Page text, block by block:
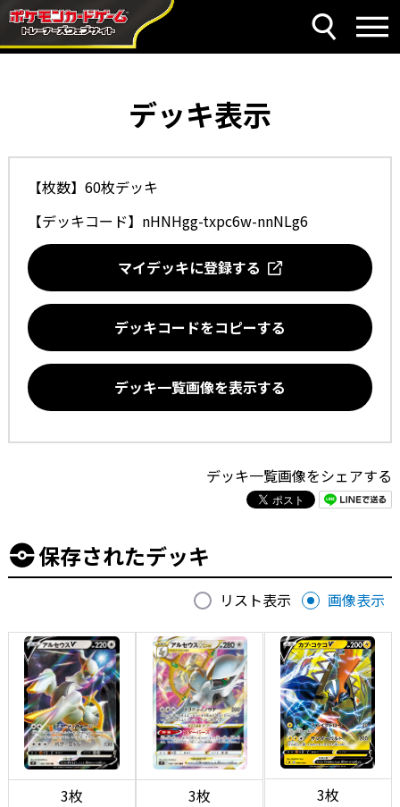
デッキ表示
【枚数】60枚デッキ
【デッキコード】 nHNHgg-txpc6w-nnNLg6
マイデッキに登録する
デッキコードをコピーする
デッキ一覧画像を表示する
デッキ一覧画像をシェアする
保存されたデッキ
リスト表示 画像表示
3枚 3枚 3枚